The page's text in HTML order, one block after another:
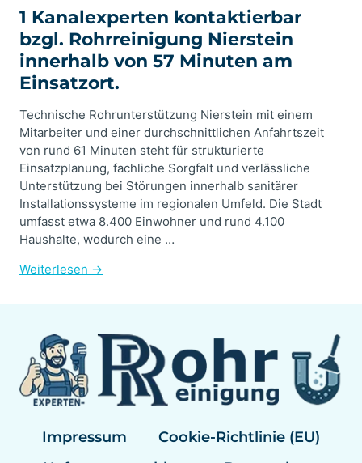
1 Kanalexperten kontaktierbar
bzgl. Rohrreinigung Nierstein
innerhalb von 57 Minuten am
Einsatzort.
Technische Rohrunterstützung Nierstein mit einem
Mitarbeiter und einer durchschnittlichen Anfahrtszeit
von rund 61 Minuten steht für strukturierte
Einsatzplanung, fachliche Sorgfalt und verlässliche
Unterstützung bei Störungen innerhalb sanitärer
Installationssysteme im regionalen Umfeld. Die Stadt
umfasst etwa 8.400 Einwohner und rund 4.100
Haushalte, wodurch eine …
Weiterlesen →
Impressum
Cookie-Richtlinie (EU)